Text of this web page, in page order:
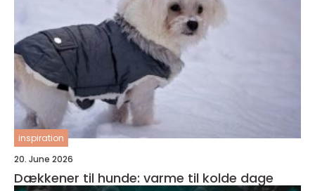
inspiration
20. June 2026
Dækkener til hunde: varme til kolde dage